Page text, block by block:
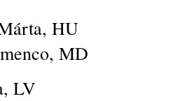
,
MD
LV